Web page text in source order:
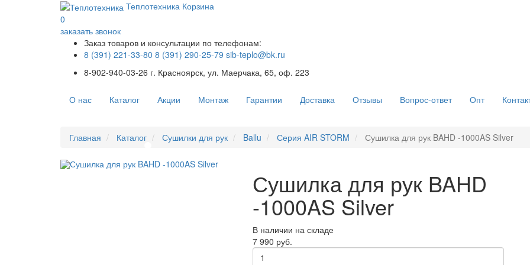
Теплотехника Корзина
0
заказать звонок
Заказ товаров и консультации по телефонам:
8 (391) 221-33-80 8 (391) 290-25-79 sib-teplo@bk.ru
8-902-940-03-26 г. Красноярск, ул. Маерчака, 65, оф. 223
О нас Каталог Акции Монтаж Гарантии Доставка Отзывы Вопрос-ответ Опт
Главная Каталог Сушилки для рук Ballu Серия AIR STORM Сушилка для рук BAHD -1000AS Silver
Сушилка для рук BAHD
-1000AS Silver
В наличии на складе
7 990 руб.